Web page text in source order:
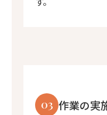
03 作業の実